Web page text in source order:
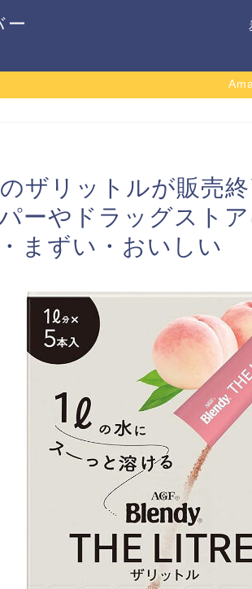
ー
ザリットルが販売
ーやドラッグスト
まずい・おいしい